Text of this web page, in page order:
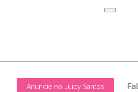
Anuncie no Juicy Santos